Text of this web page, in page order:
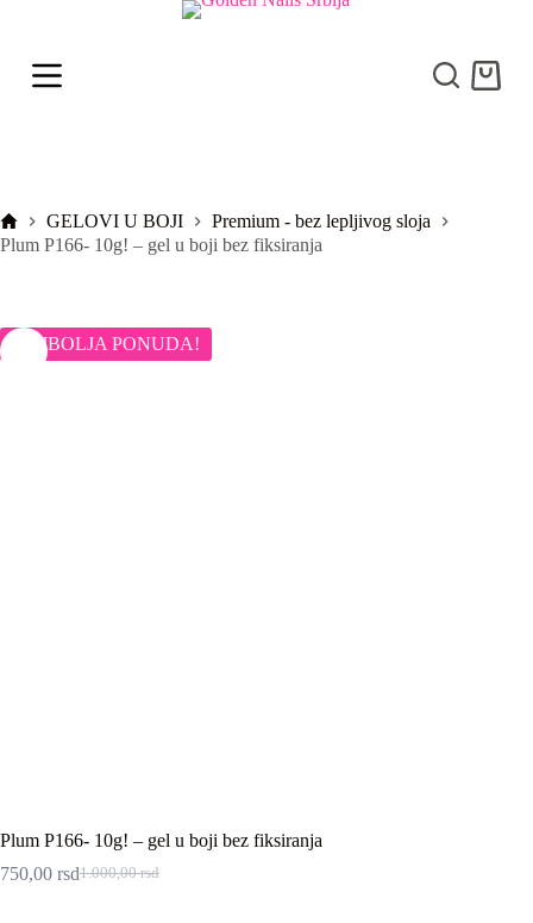
p
n
PočetnaGELOVI U BOJI
Premium - bez lepljivog sloja
Plum P166- 10g! – gel u boji bez fiksiranja
NAJBOLJA PONUDA!
Plum P166- 10g! – gel u boji bez fiksiranja
1.000,00rsd
Originalna
750,00 rsdTrenutna